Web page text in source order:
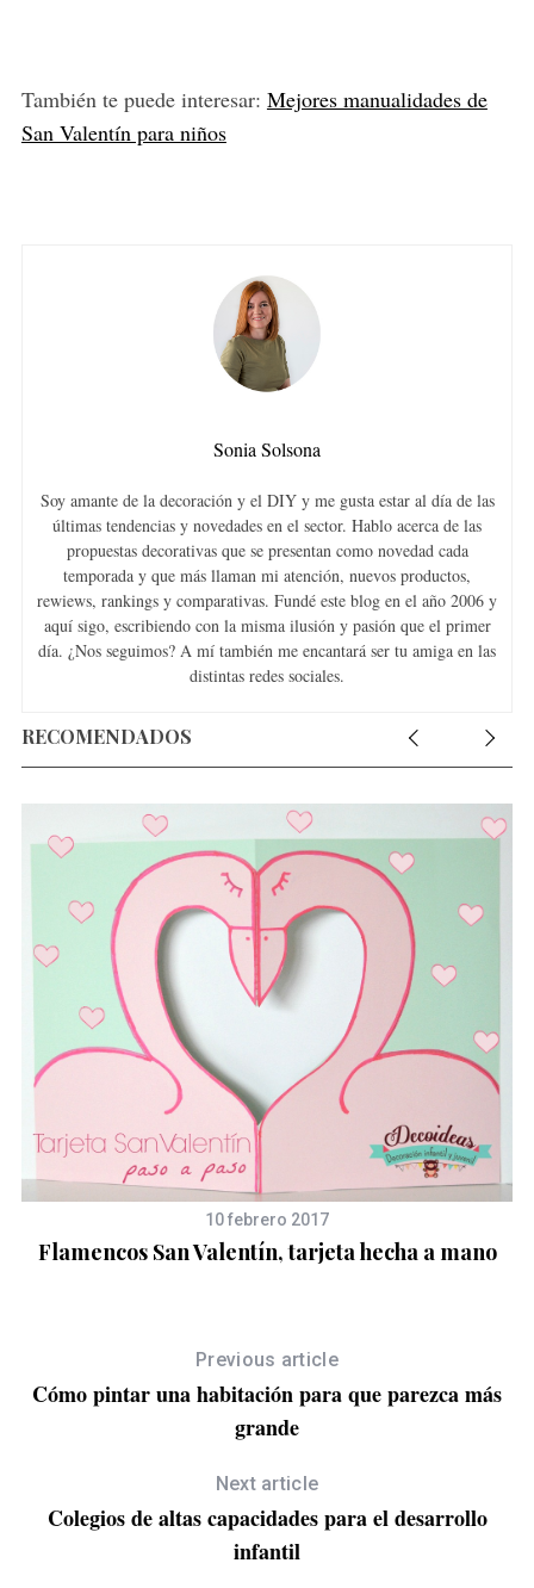
También te puede interesar: Mejores manualidades de
San Valentín para niños
Sonia Solsona
Soy amante de la decoración y el DIY y me gusta estar al día de las
últimas tendencias y novedades en el sector. Hablo acerca de las
propuestas decorativas que se presentan como novedad cada
temporada y que más llaman mi atención, nuevos productos,
rewiews, rankings y comparativas. Fundé este blog en el año 2006 y
aquí sigo, escribiendo con la misma ilusión y pasión que el primer
día. ¿Nos seguimos? A mí también me encantará ser tu amiga en las
distintas redes sociales.
RECOMENDADOS
10 febrero 2017
Flamencos San Valentín, tarjeta hecha a mano
Previous article
Cómo pintar una habitación para que parezca más
grande
Next article
Colegios de altas capacidades para el desarrollo
infantil